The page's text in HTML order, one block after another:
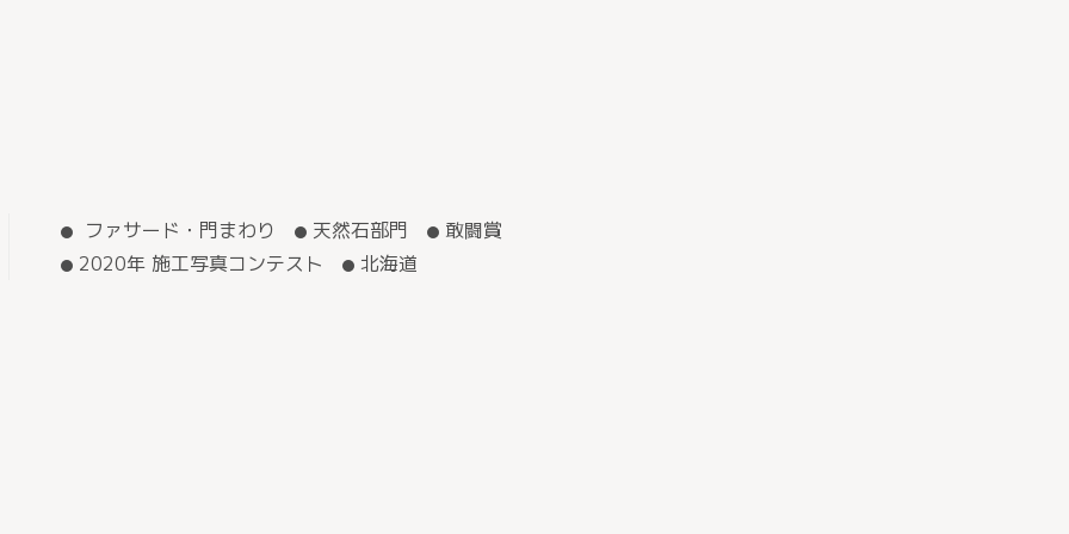
ファサード・門まわり 天然石部門
敢闘賞
2020年 施工写真コンテスト
北海道